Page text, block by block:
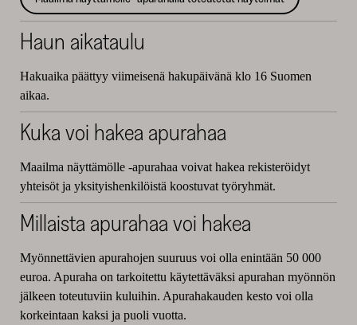
Haun aikataulu
Hakuaika päättyy viimeisenä hakupäivänä klo 16 Suomen
aikaa.
Kuka voi hakea apurahaa
Maailma näyttämölle -apurahaa voivat hakea rekisteröidyt
yhteisöt ja yksityishenkilöistä koostuvat työryhmät.
Millaista apurahaa voi hakea
Myönnettävien apurahojen suuruus voi olla enintään 50 000
euroa. Apuraha on tarkoitettu käytettäväksi apurahan myönnön
jälkeen toteutuviin kuluihin. Apurahakauden kesto voi olla
korkeintaan kaksi ja puoli vuotta.